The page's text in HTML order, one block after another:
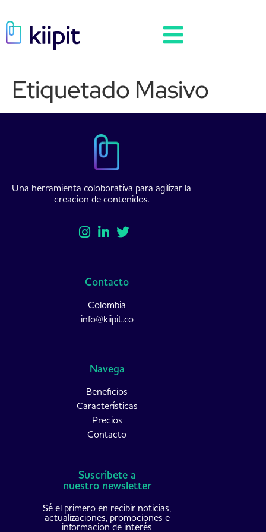
Etiquetado Masivo
Una herramienta coloborativa para agilizar la
creacion de contenidos.
Contacto
Colombia
info@kiipit.co
Navega
Beneficios
Características
Precios
Contacto
Suscríbete a
nuestro newsletter
Sé el primero en recibir noticias,
actualizaciones, promociones e
informacion de interés